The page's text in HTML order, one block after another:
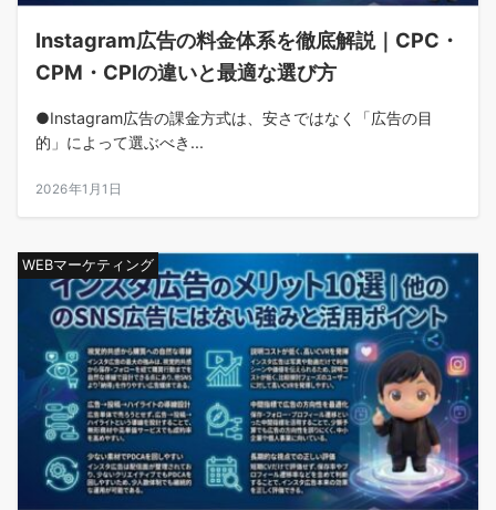
Instagram広告の料金体系を徹底解説｜CPC・
CPM・CPIの違いと最適な選び方
●Instagram広告の課金方式は、安さではなく「広告の目
的」によって選ぶべき...
2026年1月1日
WEBマーケティング